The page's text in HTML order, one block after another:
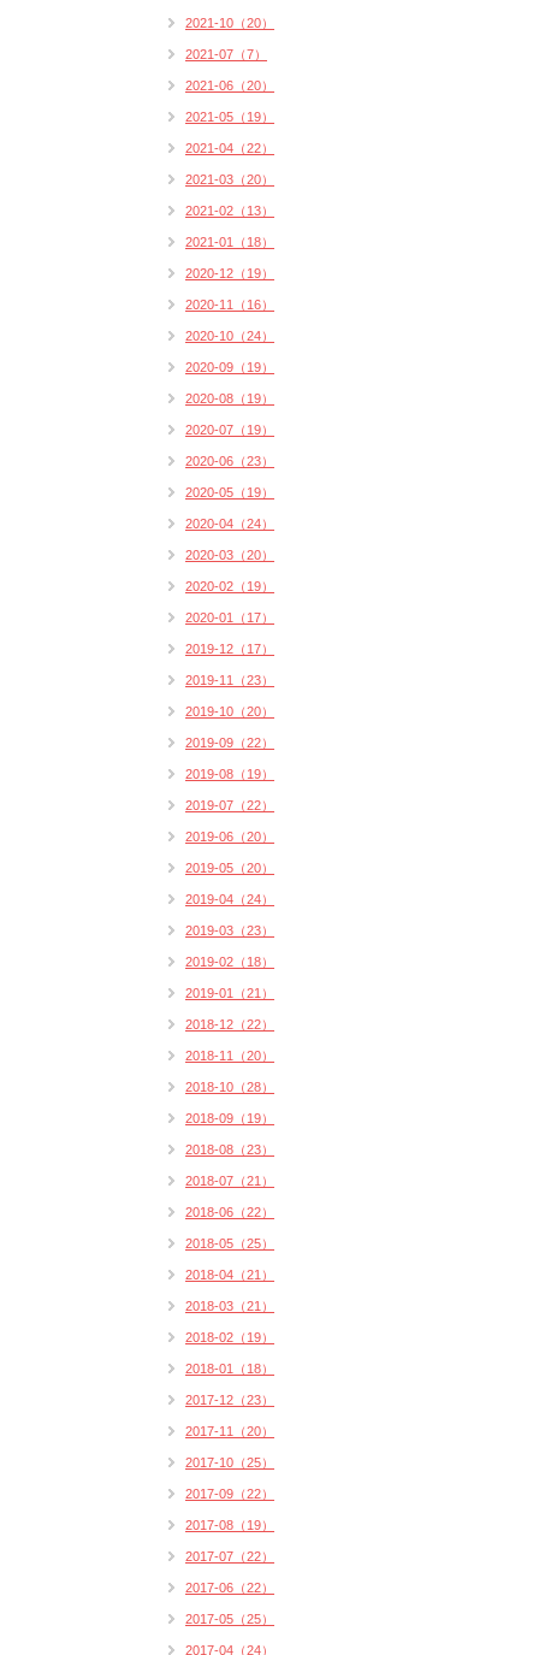
2021-10（20）
2021-07（7）
2021-06（20）
2021-05（19）
2021-04（22）
2021-03（20）
2021-02（13）
2021-01（18）
2020-12（19）
2020-11（16）
2020-10（24）
2020-09（19）
2020-08（19）
2020-07（19）
2020-06（23）
2020-05（19）
2020-04（24）
2020-03（20）
2020-02（19）
2020-01（17）
2019-12（17）
2019-11（23）
2019-10（20）
2019-09（22）
2019-08（19）
2019-07（22）
2019-06（20）
2019-05（20）
2019-04（24）
2019-03（23）
2019-02（18）
2019-01（21）
2018-12（22）
2018-11（20）
2018-10（28）
2018-09（19）
2018-08（23）
2018-07（21）
2018-06（22）
2018-05（25）
2018-04（21）
2018-03（21）
2018-02（19）
2018-01（18）
2017-12（23）
2017-11（20）
2017-10（25）
2017-09（22）
2017-08（19）
2017-07（22）
2017-06（22）
2017-05（25）
2017-04（24）